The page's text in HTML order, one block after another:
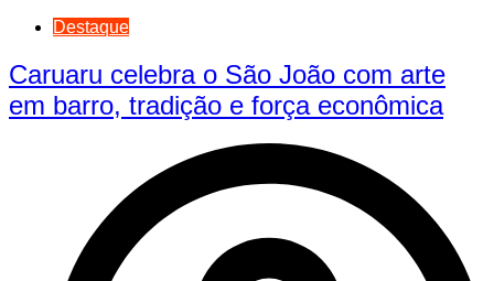
Destaque
Caruaru celebra o São João com arte
em barro, tradição e força econômica